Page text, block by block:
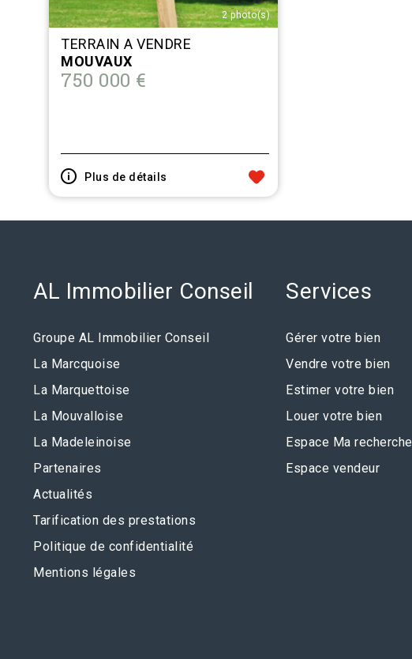
2 photo(s)
TERRAIN A VENDRE
MOUVAUX
750 000 €
Plus de détails
AL Immobilier Conseil
Groupe AL Immobilier Conseil
La Marcquoise
La Marquettoise
La Mouvalloise
La Madeleinoise
Partenaires
Actualités
Tarification des prestations
Politique de confidentialité
Mentions légales
Services
Gérer votre bien
Vendre votre bien
Estimer votre bien
Louer votre bien
Espace Ma recherche
Espace vendeur